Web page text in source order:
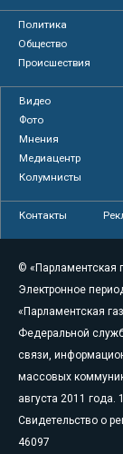
Политика
Общество
Происшествия
Видео
Фото
Мнения
Медиацентр
Колумнисты
Контакты
© «Парламентская
Электронное
«Парламентская
Федеральной
связи,
массовых
августа 2011 года.
Свидетельство о
46097